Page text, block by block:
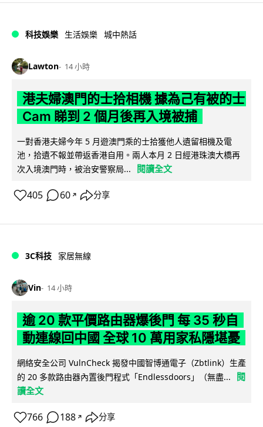
科技娛樂 生活娛樂 城中熱話
Lawton 14 小時
港夫婦澳門的士拾相機 據為己有被的士
Cam 睇到 2 個月後再入境被捕
一對香港夫婦今年 5 月遊澳門乘的士拾獲他人遺留相機及電
池，拾遺不報並帶返香港自用。兩人本月 2 日經港珠澳大橋再
次入境澳門時，被治安警察局...
閱讀全文
405 60 ↗ 分享
3C科技 家居無線
Vin 14 小時
逾 20 款平價路由器爆後門 每 35 秒自
動連線回中國 全球 10 萬用家私隱堪憂
網絡安全公司 VulnCheck 揭發中國智博通電子（Zbtlink）生產
的 20 多款路由器內置後門程式「Endlessdoors」（無盡...
閱
讀全文
766 188 ↗ 分享